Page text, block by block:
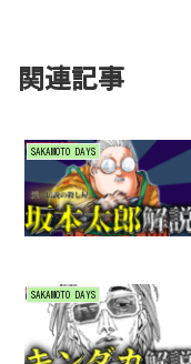
関連記事
SAKAMOTO DAYS
SAKAMOTO DAYS